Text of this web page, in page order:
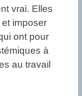
vrai. Elles
imposer
ont pour
à
au travail